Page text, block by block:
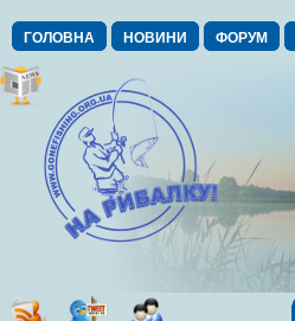
ГОЛОВНА НОВИНИ ФОРУМ